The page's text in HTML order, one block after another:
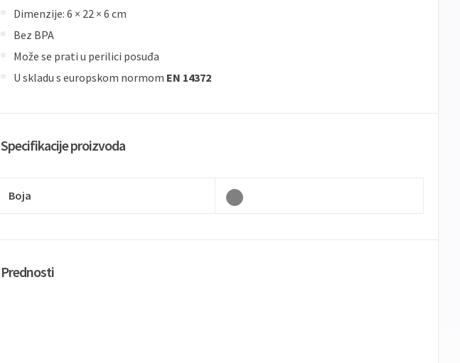
Dimenzije: 6 × 22 × 6 cm
Bez BPA
Može se prati u perilici posuđa
U skladu s europskom normom EN 14372
Specifikacije proizvoda
Boja
Prednosti